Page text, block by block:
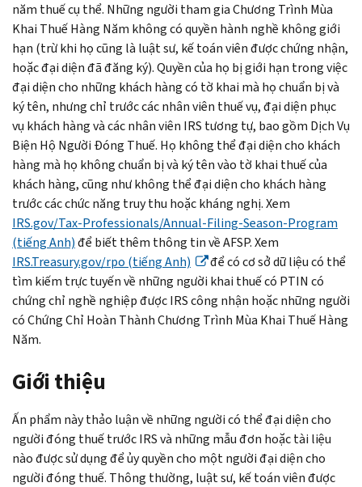
năm thuế cụ thể. Những người tham gia Chương Trình Mùa
Khai Thuế Hàng Năm không có quyền hành nghề không giới
hạn (trừ khi họ cũng là luật sư, kế toán viên được chứng nhận,
hoặc đại diện đã đăng ký). Quyền của họ bị giới hạn trong việc
đại diện cho những khách hàng có tờ khai mà họ chuẩn bị và
ký tên, nhưng chỉ trước các nhân viên thuế vụ, đại diện phục
vụ khách hàng và các nhân viên IRS tương tự, bao gồm Dịch Vụ
Biện Hộ Người Đóng Thuế. Họ không thể đại diện cho khách
hàng mà họ không chuẩn bị và ký tên vào tờ khai thuế của
khách hàng, cũng như không thể đại diện cho khách hàng
trước các chức năng truy thu hoặc kháng nghị. Xem
IRS.gov/Tax-Professionals/Annual-Filing-Season-Program
(tiếng Anh)để biết thêm thông tin về AFSP. Xem
IRS.Treasury.gov/rpo (tiếng Anh)
để có cơ sở dữ liệu có thể
tìm kiếm trực tuyến về những người khai thuế có PTIN có
chứng chỉ nghề nghiệp được IRS công nhận hoặc những người
có Chứng Chỉ Hoàn Thành Chương Trình Mùa Khai Thuế Hàng
Năm.
Giới thiệu
Ấn phẩm này thảo luận về những người có thể đại diện cho
người đóng thuế trước IRS và những mẫu đơn hoặc tài liệu
nào được sử dụng để ủy quyền cho một người đại diện cho
người đóng thuế. Thông thường, luật sư, kế toán viên được